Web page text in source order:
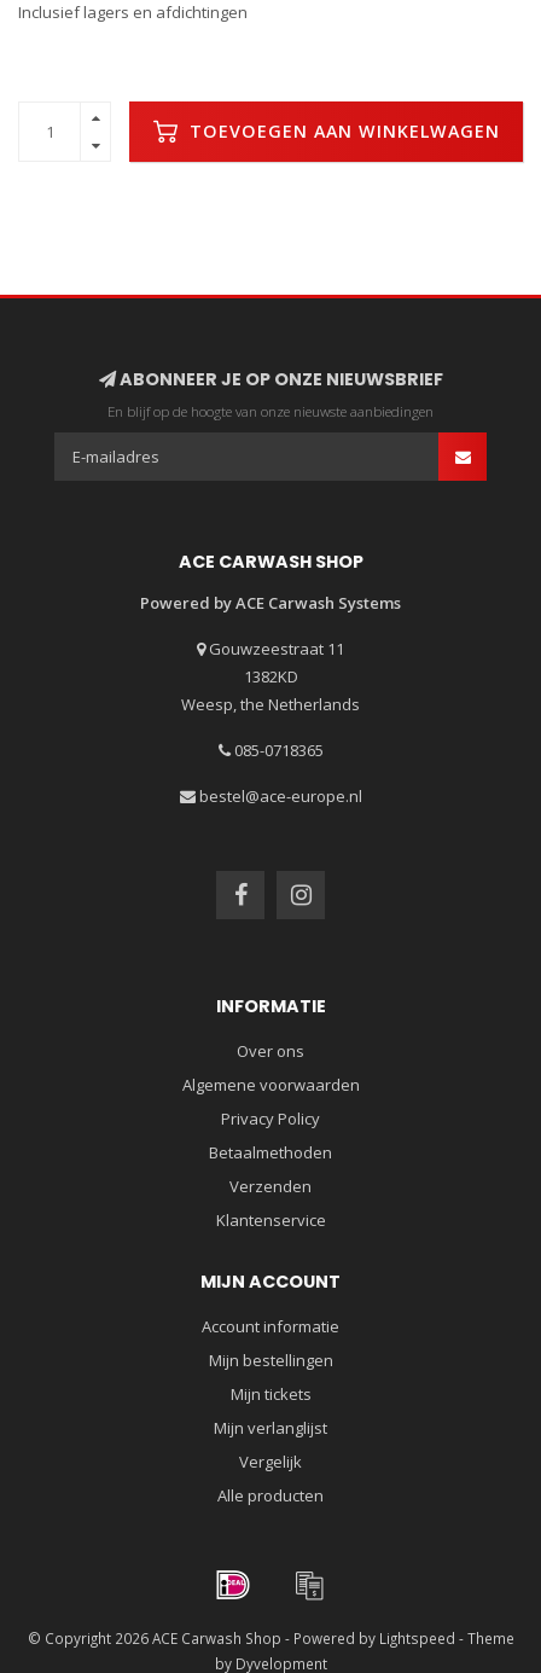
Inclusief lagers en afdichtingen
TOEVOEGEN AAN WINKELWAGEN
ABONNEER JE OP ONZE NIEUWSBRIEF
En blijf op de hoogte van onze nieuwste aanbiedingen
ACE CARWASH SHOP
Powered by ACE Carwash Systems
Gouwzeestraat 11
1382KD
Weesp, the Netherlands
085-0718365
bestel@ace-europe.nl
INFORMATIE
Over ons
Algemene voorwaarden
Privacy Policy
Betaalmethoden
Verzenden
Klantenservice
MIJN ACCOUNT
Account informatie
Mijn bestellingen
Mijn tickets
Mijn verlanglijst
Vergelijk
Alle producten
© Copyright 2026 ACE Carwash Shop - Powered by Lightspeed - Theme
by Dyvelopment